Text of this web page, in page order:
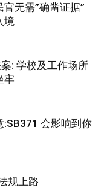
无需”确凿证据”
境
: 学校及工作场所
牢
:SB371 会影响到你
规上路